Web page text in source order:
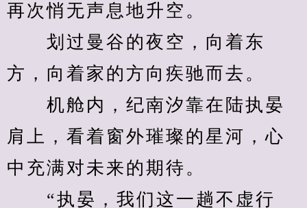
再次悄无声息地升空。
划过曼谷的夜空，向着东
方，向着家的方向疾驰而去。
机舱内，纪南汐靠在陆执晏
肩上，看着窗外璀璨的星河，心
中充满对未来的期待。
“执晏，我们这一趟不虚行